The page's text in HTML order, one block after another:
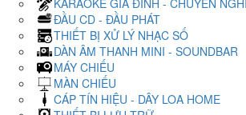
KARAOKE GIA ĐÌNH - CHUYÊN
ĐẦU CD - ĐẦU PHÁT
THIẾT BỊ XỬ LÝ NHẠC SỐ
DÀN ÂM THANH MINI - SOUNDBAR
MÁY CHIẾU
MÀN CHIẾU
CÁP TÍN HIỆU - DÂY LOA HOME